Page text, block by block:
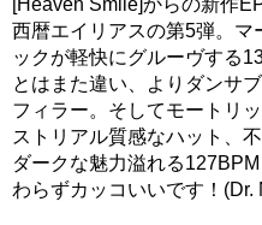
西暦エイリアスの第5弾。マ
ックが軽快にグルーヴする
とはまた違い、よりダンサ
フィラー。そしてモートリ
ストリアル質感なハット、
ダークな魅力溢れる
わらずカッコいいです！(Dr.